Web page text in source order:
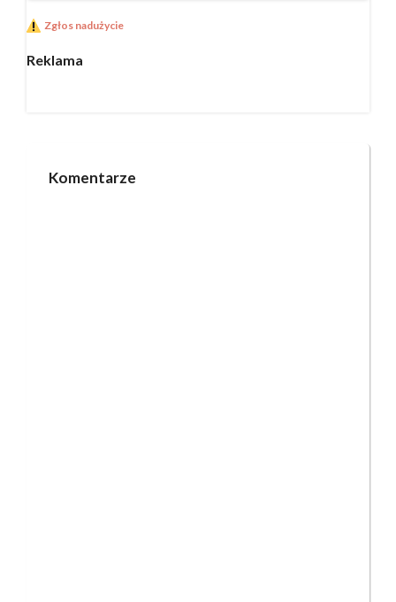
Zgłos nadużycie
Reklama
Komentarze